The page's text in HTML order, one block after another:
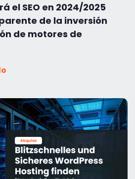
el SEO en 2024/2025
de la inversión
de motores de